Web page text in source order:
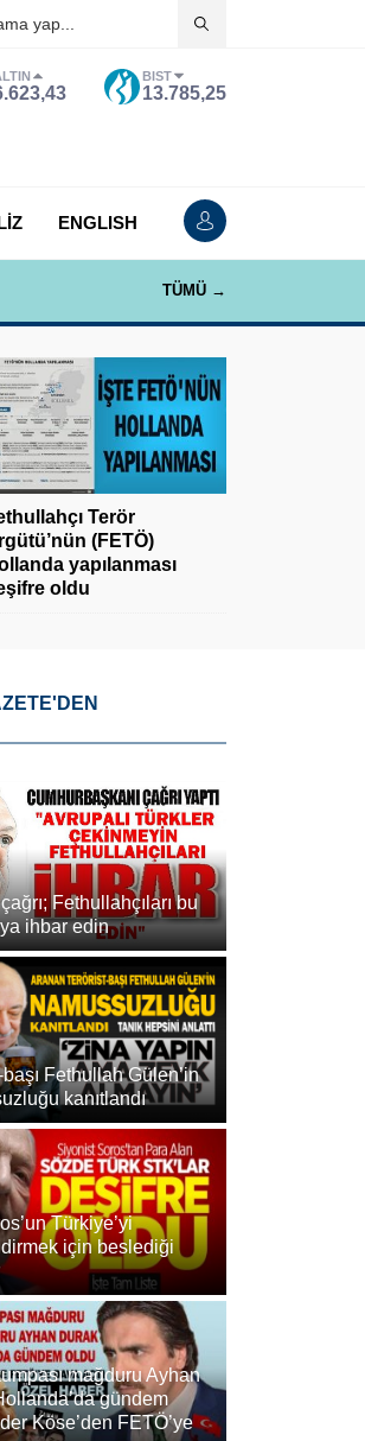
BIST
13.785,25
ENGLISH
TÜMÜ →
Terör
(FETÖ)
yapılanması
oldu
Fethullahçıları bu
ihbar edin
Fethullah Gülen’in
kanıtlandı
Türkiye’yi
için beslediği
mağduru Ayhan
gündem
Köse’den FETÖ’ye